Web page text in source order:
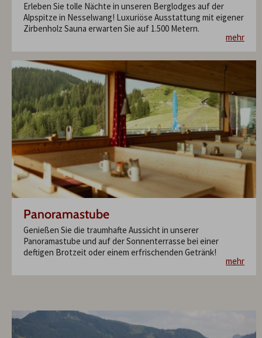
Erleben Sie tolle Nächte in unseren Berglodges auf der
Alpspitze in Nesselwang! Luxuriöse Ausstattung mit eigener
Zirbenholz Sauna erwarten Sie auf 1.500 Metern.
mehr
Panoramastube
Genießen Sie die traumhafte Aussicht in unserer
Panoramastube und auf der Sonnenterrasse bei einer
deftigen Brotzeit oder einem erfrischenden Getränk!
mehr